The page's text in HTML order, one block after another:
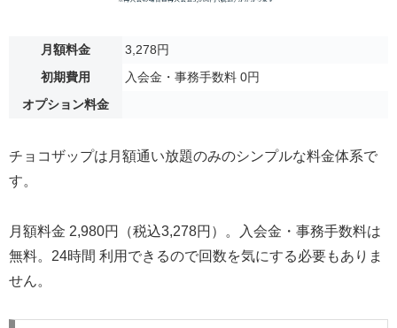
月額料金
3,278円
初期費用
入会金・事務手数料 0円
オプション料金
チョコザップは月額通い放題のみのシンプルな料金体系で
す。
月額料金 2,980円（税込3,278円）。入会金・事務手数料は
無料。24時間 利用できるので回数を気にする必要もありま
せん。